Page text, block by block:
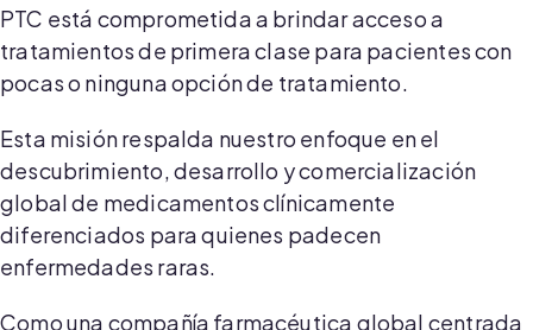
PTC está comprometida a brindar acceso a
tratamientos de primera clase para pacientes con
pocas o ninguna opción de tratamiento.
Esta misión respalda nuestro enfoque en el
descubrimiento, desarrollo y comercialización
global de medicamentos clínicamente
diferenciados para quienes padecen
enfermedades raras.
Como una compañía farmacéutica global centrada